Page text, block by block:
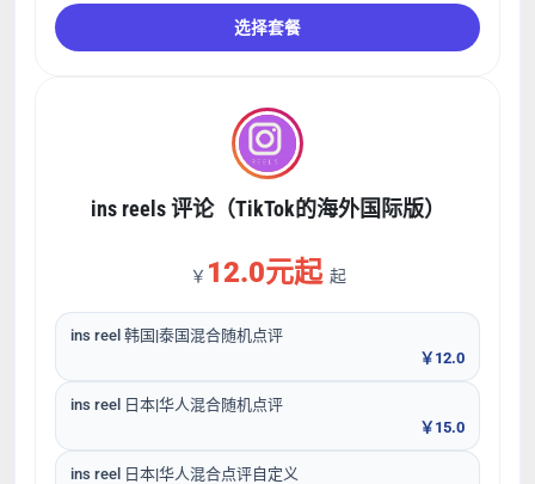
选择套餐
ins reels 评论（TikTok的海外国际版）
￥ 12.0元起 起
ins reel 韩国|泰国混合随机点评
￥12.0
ins reel 日本|华人混合随机点评
￥15.0
ins reel 日本|华人混合点评自定义